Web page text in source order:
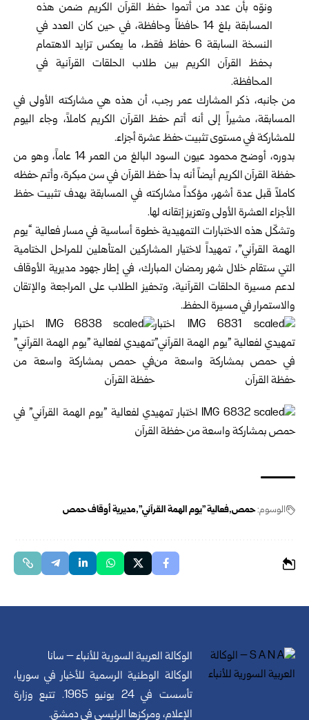
ونوّه بأن عدد من أتموا حفظ القرآن الكريم ضمن هذه
المسابقة بلغ 14 حافظاً وحافظة، في حين كان العدد في
النسخة السابقة 6 حفاظ فقط، ما يعكس تزايد الاهتمام
بحفظ القرآن الكريم بين طلاب الحلقات القرآنية في
المحافظة.
من جانبه، ذكر المشارك عمر رجب، أن هذه هي مشاركته الأولى في
المسابقة، مشيراً إلى أنه أتم حفظ القرآن الكريم كاملاً، وجاء اليوم
للمشاركة في مستوى تثبيت حفظ عشرة أجزاء.
بدوره، أوضح محمود عيون السود البالغ من العمر 14 عاماً، وهو من
حفظة القرآن الكريم أيضاً أنه بدأ حفظ القرآن في سن مبكرة، وأتم حفظه
كاملاً قبل عدة أشهر، مؤكداً مشاركته في المسابقة بهدف تثبيت حفظ
الأجزاء العشرة الأولى وتعزيز إتقانه لها.
وتشكّل هذه الاختبارات التمهيدية خطوة أساسية في مسار فعالية “يوم
الهمة القرآني”، تمهيداً لاختيار المشاركين المتأهلين للمراحل الختامية
التي ستقام خلال شهر رمضان المبارك، في إطار جهود مديرية الأوقاف
لدعم مسيرة الحلقات القرآنية، وتحفيز الطلاب على المراجعة والإتقان
والاستمرار في مسيرة الحفظ.
الوسوم:حمص فعالية "يوم الهمة القرآني" مديرية أوقاف حمص
الوكالة العربية السورية للأنباء – سانا
الوكالة الوطنية الرسمية للأخبار في سوريا،
تأسست في 24 يونيو 1965. تتبع وزارة
الإعلام، ومركزها الرئيسي في دمشق.